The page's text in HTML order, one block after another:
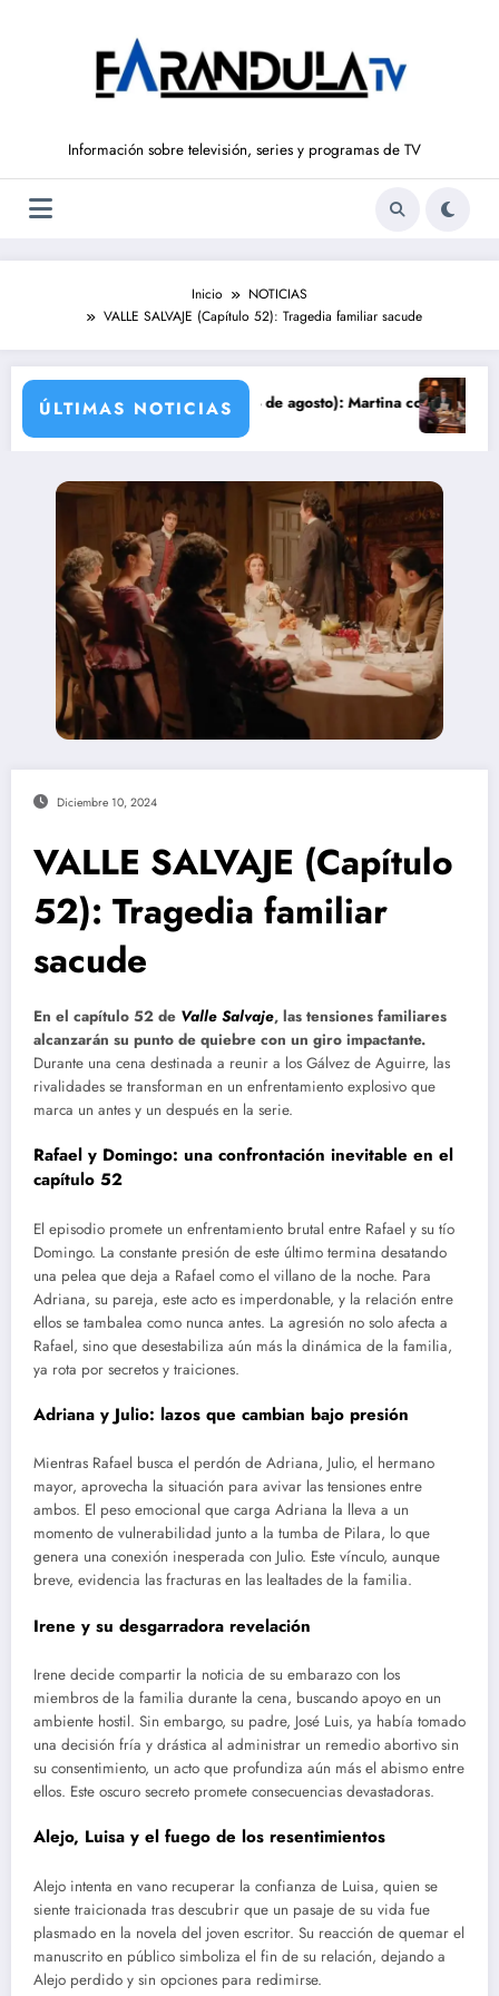
Información sobre televisión, series y programas de TV
Inicio
NOTICIAS
VALLE SALVAJE (Capítulo 52): Tragedia familiar sacude
ÚLTIMAS NOTICIAS
PROMESA’ (del 10 al 14 de agosto): Martina confiesa su infidelidad a
Avance
Diciembre 10, 2024
VALLE SALVAJE (Capítulo
52): Tragedia familiar
sacude
En el capítulo 52 de Valle Salvaje, las tensiones familiares
alcanzarán su punto de quiebre con un giro impactante.
Durante una cena destinada a reunir a los Gálvez de Aguirre, las
rivalidades se transforman en un enfrentamiento explosivo que
marca un antes y un después en la serie.
Rafael y Domingo: una confrontación inevitable en el
capítulo 52
El episodio promete un enfrentamiento brutal entre Rafael y su tío
Domingo. La constante presión de este último termina desatando
una pelea que deja a Rafael como el villano de la noche. Para
Adriana, su pareja, este acto es imperdonable, y la relación entre
ellos se tambalea como nunca antes. La agresión no solo afecta a
Rafael, sino que desestabiliza aún más la dinámica de la familia,
ya rota por secretos y traiciones.
Adriana y Julio: lazos que cambian bajo presión
Mientras Rafael busca el perdón de Adriana, Julio, el hermano
mayor, aprovecha la situación para avivar las tensiones entre
ambos. El peso emocional que carga Adriana la lleva a un
momento de vulnerabilidad junto a la tumba de Pilara, lo que
genera una conexión inesperada con Julio. Este vínculo, aunque
breve, evidencia las fracturas en las lealtades de la familia.
Irene y su desgarradora revelación
Irene decide compartir la noticia de su embarazo con los
miembros de la familia durante la cena, buscando apoyo en un
ambiente hostil. Sin embargo, su padre, José Luis, ya había tomado
una decisión fría y drástica al administrar un remedio abortivo sin
su consentimiento, un acto que profundiza aún más el abismo entre
ellos. Este oscuro secreto promete consecuencias devastadoras.
Alejo, Luisa y el fuego de los resentimientos
Alejo intenta en vano recuperar la confianza de Luisa, quien se
siente traicionada tras descubrir que un pasaje de su vida fue
plasmado en la novela del joven escritor. Su reacción de quemar el
manuscrito en público simboliza el fin de su relación, dejando a
Alejo perdido y sin opciones para redimirse.